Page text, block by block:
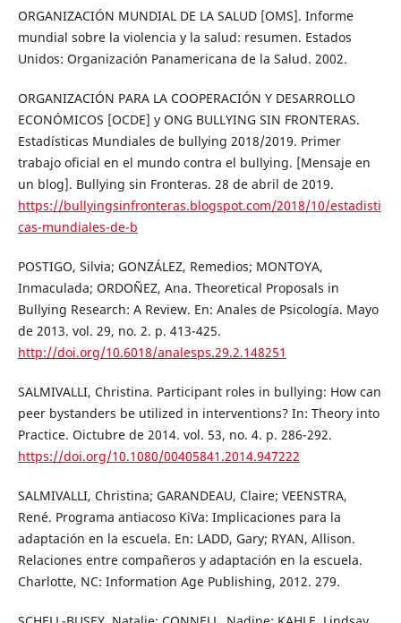
ORGANIZACIÓN MUNDIAL DE LA SALUD [OMS]. Informe
mundial sobre la violencia y la salud: resumen. Estados
Unidos: Organización Panamericana de la Salud. 2002.
ORGANIZACIÓN PARA LA COOPERACIÓN Y DESARROLLO
ECONÓMICOS [OCDE] y ONG BULLYING SIN FRONTERAS.
Estadísticas Mundiales de bullying 2018/2019. Primer
trabajo oficial en el mundo contra el bullying. [Mensaje en
un blog]. Bullying sin Fronteras. 28 de abril de 2019.
https://bullyingsinfronteras.blogspot.com/2018/10/estadisti
cas-mundiales-de-b
POSTIGO, Silvia; GONZÁLEZ, Remedios; MONTOYA,
Inmaculada; ORDOÑEZ, Ana. Theoretical Proposals in
Bullying Research: A Review. En: Anales de Psicología. Mayo
de 2013. vol. 29, no. 2. p. 413-425.
http://doi.org/10.6018/analesps.29.2.148251
SALMIVALLI, Christina. Participant roles in bullying: How can
peer bystanders be utilized in interventions? In: Theory into
Practice. Oictubre de 2014. vol. 53, no. 4. p. 286-292.
https://doi.org/10.1080/00405841.2014.947222
SALMIVALLI, Christina; GARANDEAU, Claire; VEENSTRA,
René. Programa antiacoso KiVa: Implicaciones para la
adaptación en la escuela. En: LADD, Gary; RYAN, Allison.
Relaciones entre compañeros y adaptación en la escuela.
Charlotte, NC: Information Age Publishing, 2012. 279.